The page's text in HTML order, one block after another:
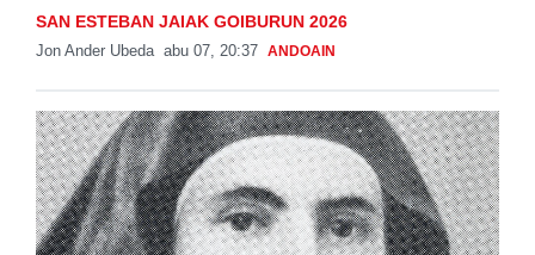
SAN ESTEBAN JAIAK GOIBURUN 2026
Jon Ander Ubeda abu 07, 20:37 ANDOAIN